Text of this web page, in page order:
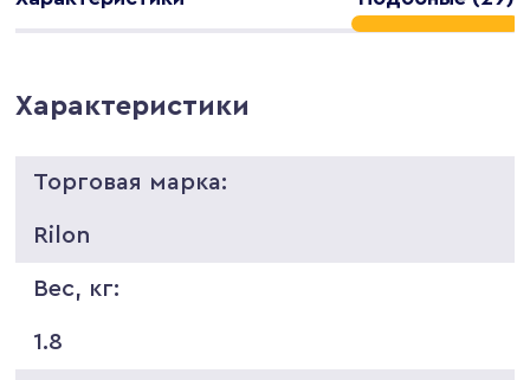
Характеристики
Торговая марка:
Rilon
Вес, кг:
1.8